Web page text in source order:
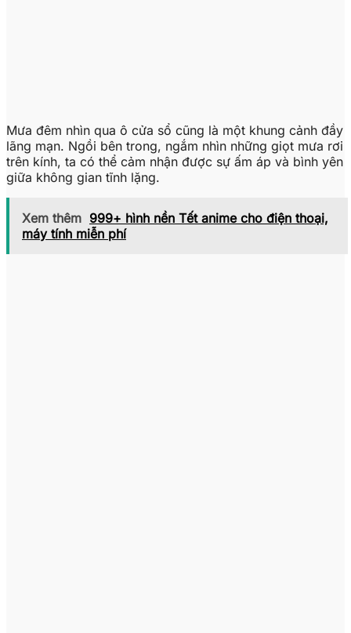
Mưa đêm nhìn qua ô cửa sổ cũng là một khung cảnh đầy
lãng mạn. Ngồi bên trong, ngắm nhìn những giọt mưa rơi
trên kính, ta có thể cảm nhận được sự ấm áp và bình yên
giữa không gian tĩnh lặng.
Xem thêm 999+ hình nền Tết anime cho điện thoại,
máy tính miễn phí